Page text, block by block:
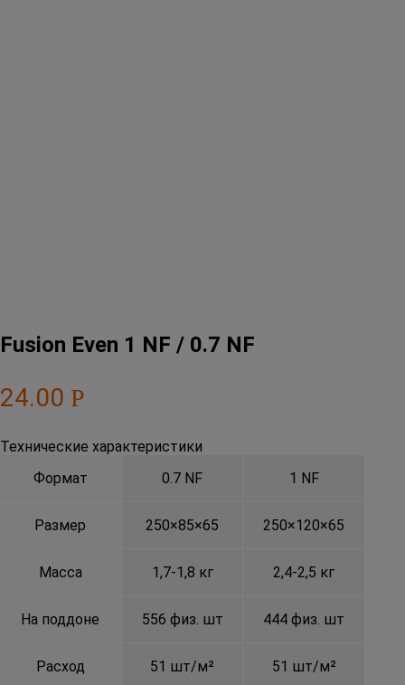
Fusion Even 1 NF / 0.7 NF
24.00 Р
Технические характеристики
Формат
Размер
Масса
На поддоне
Расход
0.7 NF
250×85×65
1,7-1,8 кг
556 физ. шт
51 шт/м²
1 NF
250×120×65
2,4-2,5 кг
444 физ. шт
51 шт/м²